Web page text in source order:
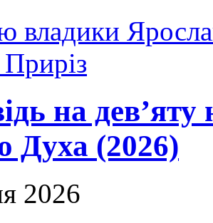
владики
на дев’яту
Духа (2026)
2026